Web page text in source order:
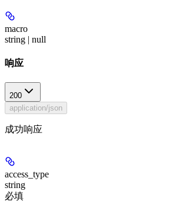
macro
string | null
响应
200
application/json
成功响应
access_type
string
必填